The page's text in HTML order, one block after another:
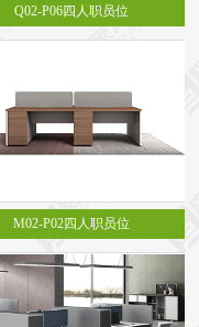
Q02-P06四人职员位
M02-P02四人职员位